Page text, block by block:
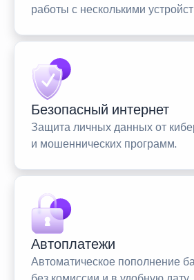
работы с несколькими
Безопасный интернет
Защита личных данных от
и мошеннических программ.
Автоплатежи
Автоматическое пополнение